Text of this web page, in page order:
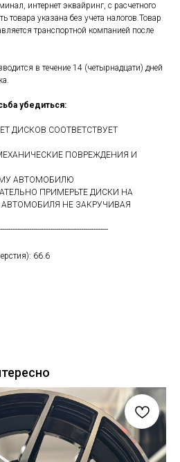
интернет эквайринг, с расчетного
товара указана без учета налогов.Товар
транспортной компанией после
в течение 14 (четырнадцати) дней
убедиться:
ДИСКОВ СООТВЕТСТВУЕТ
ПОВРЕЖДЕНИЯ И
АВТОМОБИЛЮ
ПРИМЕРЬТЕ ДИСКИ НА
НЕ ЗАКРУЧИВАЯ
66.6